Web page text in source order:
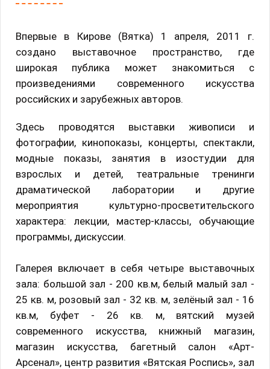
Впервые в Кирове (Вятка) 1 апреля, 2011 г.
создано выставочное пространство, где
широкая публика может знакомиться с
произведениями современного искусства
российских и зарубежных авторов.
Здесь проводятся выставки живописи и
фотографии, кинопоказы, концерты, спектакли,
модные показы, занятия в изостудии для
взрослых и детей, театральные тренинги
драматической лаборатории и другие
мероприятия культурно-просветительского
характера: лекции, мастер-классы, обучающие
программы, дискуссии.
Галерея включает в себя четыре выставочных
зала: большой зал - 200 кв.м, белый малый зал -
25 кв. м, розовый зал - 32 кв. м, зелёный зал - 16
кв.м, буфет - 26 кв. м, вятский музей
современного искусства, книжный магазин,
магазин искусства, багетный салон «Арт-
Арсенал», центр развития «Вятская Роспись», зал